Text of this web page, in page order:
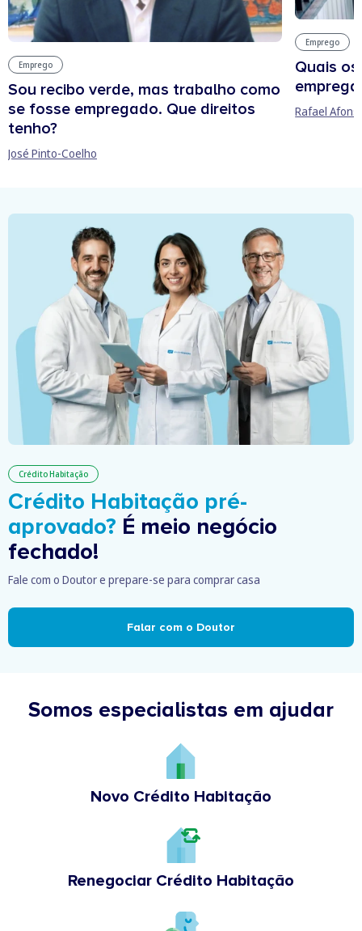
Emprego
Sou recibo verde, mas trabalho como
se fosse empregado. Que direitos
tenho?
José Pinto-Coelho
Emprego
Quais
Rafael
Crédito Habitação
Crédito Habitação pré-
aprovado? É meio negócio
fechado!
Fale com o Doutor e prepare-se para comprar casa
Falar com o Doutor
Somos especialistas em ajudar
Novo Crédito Habitação
Renegociar Crédito Habitação